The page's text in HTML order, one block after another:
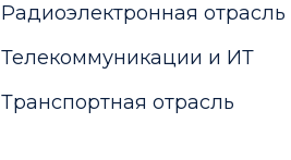
Радиоэлектронная отрасль
Телекоммуникации и ИТ
Транспортная отрасль